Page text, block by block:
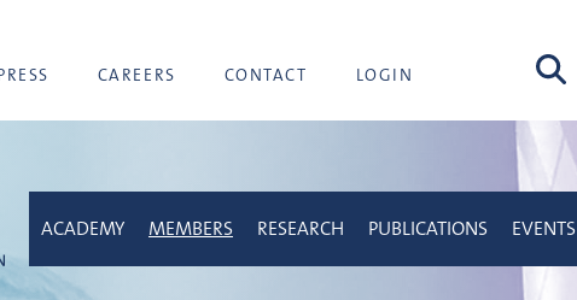
CAREERS CONTACT LOGIN search
ACADEMY MEMBERS RESEARCH PUBLICATIONS EVENTS